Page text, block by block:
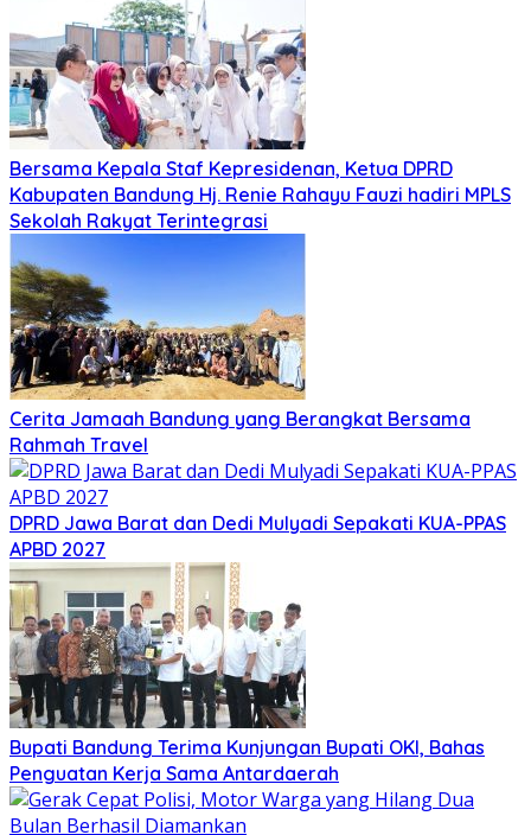
Bersama Kepala Staf Kepresidenan, Ketua DPRD
Kabupaten Bandung Hj. Renie Rahayu Fauzi hadiri MPLS
Sekolah Rakyat Terintegrasi
Cerita Jamaah Bandung yang Berangkat Bersama
Rahmah Travel
DPRD Jawa Barat dan Dedi Mulyadi Sepakati KUA-PPAS
APBD 2027
Bupati Bandung Terima Kunjungan Bupati OKI, Bahas
Penguatan Kerja Sama Antardaerah